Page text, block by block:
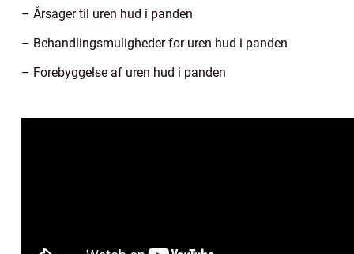
– Årsager til uren hud i panden
– Behandlingsmuligheder for uren hud i panden
– Forebyggelse af uren hud i panden